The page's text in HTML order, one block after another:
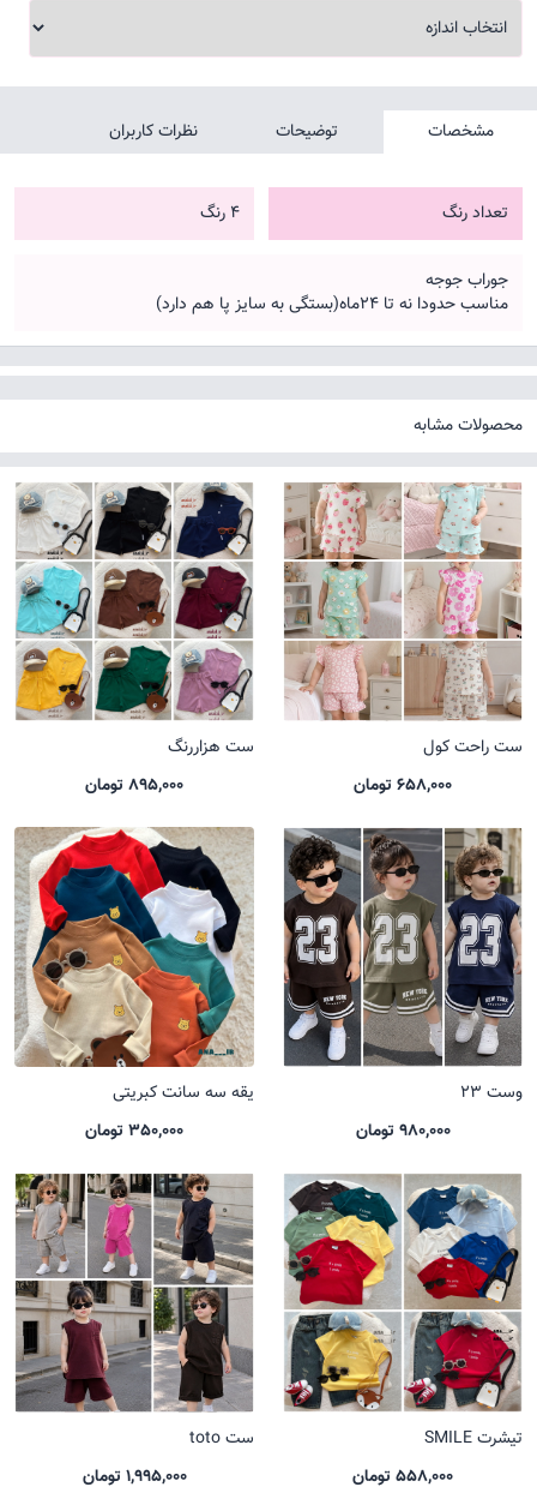
مشخصات توضیحات نظرات کاربران
تعداد رنگ 4 رنگ
جوراب جوجه
مناسب حدودا نه تا ۲۴ماه(بستگی به سایز پا هم دارد)
محصولات مشابه
ست راحت کول
658,000 تومان
ست هزاررنگ
895,000 تومان
وست 23
980,000 تومان
یقه سه سانت کبریتی
350,000 تومان
تیشرت SMILE
558,000 تومان
ست toto
1,995,000 تومان